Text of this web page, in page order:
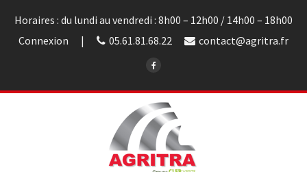
Horaires : du lundi au vendredi : 8h00 – 12h00 / 14h00 – 18h00
Connexion
05.61.81.68.22 contact@agritra.fr